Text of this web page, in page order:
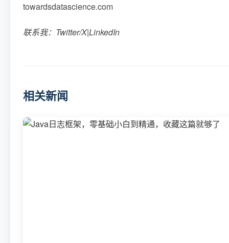
towardsdatascience.com
联系我： Twitter/X|LinkedIn
相关新闻